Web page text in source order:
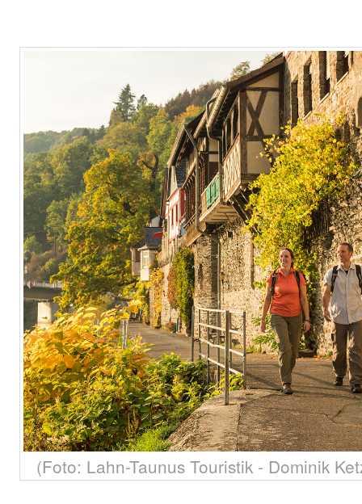
(Foto: Lahn-Taunus Touristik - Dominik